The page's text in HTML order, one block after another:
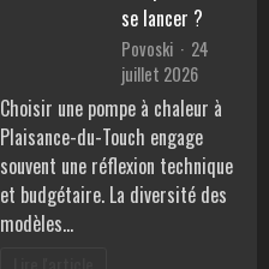
se lancer ?
Povoski
24
juillet 2026
Choisir une pompe à chaleur à
Plaisance-du-Touch engage
souvent une réflexion technique
et budgétaire. La diversité des
modèles…